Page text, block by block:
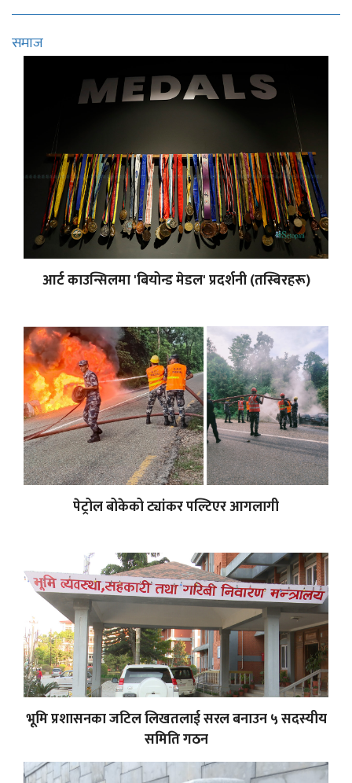
समाज
आर्ट काउन्सिलमा 'बियोन्ड मेडल' प्रदर्शनी (तस्बिरहरू)
पेट्रोल बोकेको ट्यांकर पल्टिएर आगलागी
भूमि प्रशासनका जटिल लिखतलाई सरल बनाउन ५ सदस्यीय
समिति गठन